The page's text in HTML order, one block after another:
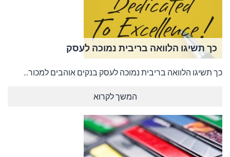
כך תשיגו הלוואה בריבית נמוכה לעסק
כך תשיגו הלוואה בריבית נמוכה לעסק בנקים אוהבים למכור...
המשך לקרוא